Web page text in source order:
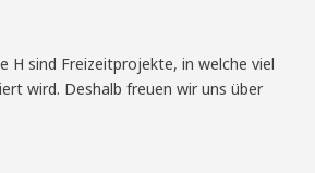
H sind Freizeitprojekte, in welche viel
wird. Deshalb freuen wir uns über